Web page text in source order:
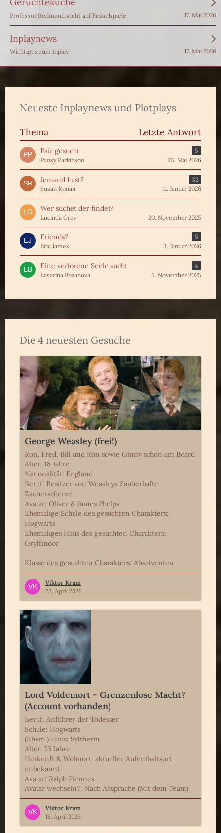
Gerüchteküche
Professor Redmond steht auf Fesselspiele 17. Mai 2026
Inplaynews
Wichtiges zum Inplay 17. Mai 2026
Neueste Inplaynews und Plotplays
Thema Letzte Antwort
Pair gesucht
5
Pansy Parkinson
23. Mai 2026
Jemand Lust?
32
Susan Ronan
11. Januar 2026
Wer suchet der findet?
Lucinda Grey 20. November 2025
Friends?
5
Eric James
3. Januar 2026
Eine verlorene Seele sucht
4
Lasarina Bozanova
5. November 2025
Die 4 neuesten Gesuche
George Weasley (frei!)
Ron, Fred, Bill und Ron sowie Ginny schon am Board
Alter: 18 Jahre
Nationalität: England
Beruf: Besitzer von Weasleys Zauberhafte
Zauberscherze
Avatar: Oliver & James Phelps
Ehemalige Schule des gesuchten Charakters:
Hogwarts
Ehemaliges Haus des gesuchten Charakters:
Gryffindor
Klasse des gesuchten Charakters: Absolventen
Viktor Krum
23. April 2026
Lord Voldemort - Grenzenlose Macht?
(Account vorhanden)
Beruf: Anführer der Todesser
Schule: Hogwarts
(Ehem.) Haus: Syltherin
Alter: 73 Jahre
Herkunft & Wohnort: aktueller Aufenthaltsort
unbekannt
Avatar: Ralph Fiennes
Avatar wechseln?: Nach Absprache (Mit dem Team)
Viktor Krum
18. April 2026